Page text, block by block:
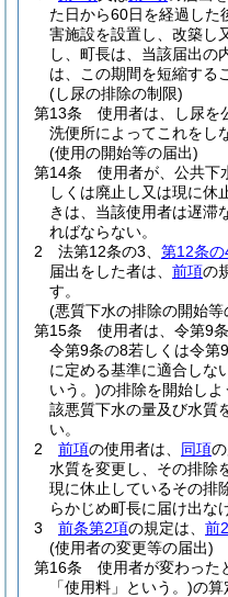
た日から60日を経過した
害施設を設置し、改築し
し、町長は、当該届出の
は、この期間を短縮する
(し尿の排除の制限)
第13条
使用者は、し尿を
洗便所によってこれをし
(使用の開始等の届出)
第14条
使用者が、公共下
しくは廃止し又は現に休
きは、当該使用者は遅滞
ればならない。
2
法第12条の3、 第12条の
届出をした者は、 前項の
す。
(悪質下水の排除の開始等
第15条
使用者は、令第9
令第9条の8若しくは令第
に定める基準に適合しな
いう。)の排除を開始し
該悪質下水の量及び水質
い。
2
前項の使用者は、 同項
水質を変更し、その排除
現に休止しているその排
らかじめ町長に届け出な
3
前条第2項の規定は、 前
(使用者の変更等の届出)
第16条
使用者が変わった
「使用料」という。)の算